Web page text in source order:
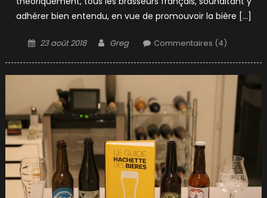
adhérer bien entendu, en vue de promouvoir la bière […]
Posted
23 août 2018 Author
Greg Commentaires (4)